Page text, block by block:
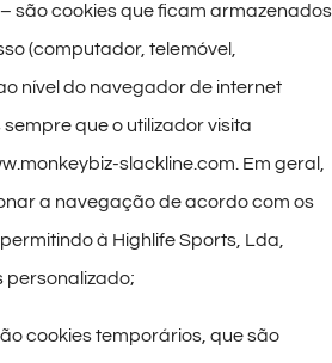
são cookies que ficam armazenados
(computador, telemóvel,
nível do navegador de internet
que o utilizador visita
slackline.com. Em geral,
a navegação de acordo com os
à Highlife Sports, Lda,
personalizado;
cookies temporários, que são